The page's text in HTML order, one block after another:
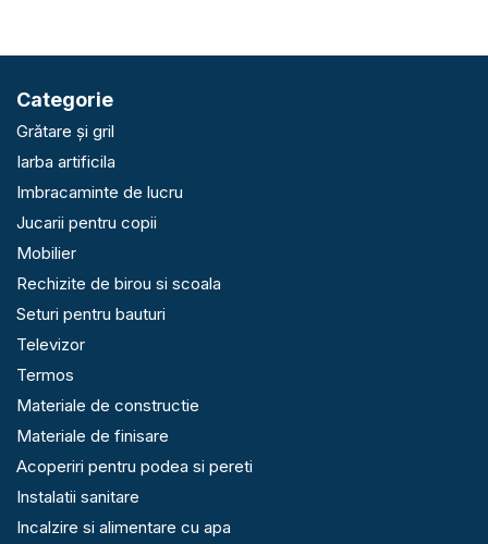
Categorie
Grătare și gril
Iarba artificila
Imbracaminte de lucru
Jucarii pentru copii
Mobilier
Rechizite de birou si scoala
Seturi pentru bauturi
Televizor
Termos
Materiale de constructie
Materiale de finisare
Acoperiri pentru podea si pereti
Instalatii sanitare
Incalzire si alimentare cu apa